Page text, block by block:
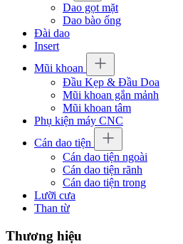
Dao gọt mặt
Dao bào ống
Đài dao
Insert
Mũi khoan
Đầu Kẹp & Đầu Doa
Mũi khoan gắn mảnh
Mũi khoan tâm
Phụ kiện máy CNC
Cán dao tiện
Cán dao tiện ngoài
Cán dao tiện rãnh
Cán dao tiện trong
Lưỡi cưa
Than từ
Thương hiệu